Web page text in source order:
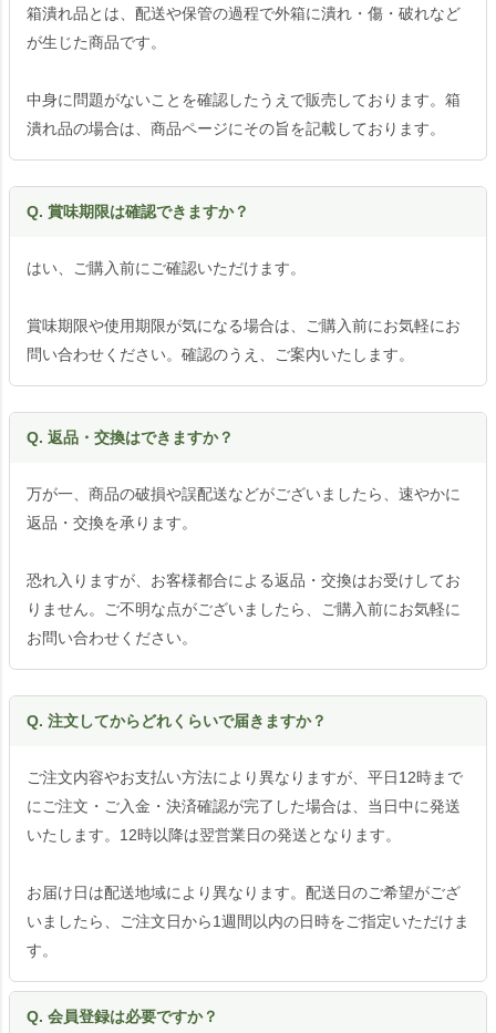
箱潰れ品とは、配送や保管の過程で外箱に潰れ・傷・破れなど
が生じた商品です。
中身に問題がないことを確認したうえで販売しております。箱
潰れ品の場合は、商品ページにその旨を記載しております。
Q. 賞味期限は確認できますか？
はい、ご購入前にご確認いただけます。
賞味期限や使用期限が気になる場合は、ご購入前にお気軽にお
問い合わせください。確認のうえ、ご案内いたします。
Q. 返品・交換はできますか？
万が一、商品の破損や誤配送などがございましたら、速やかに
返品・交換を承ります。
恐れ入りますが、お客様都合による返品・交換はお受けしてお
りません。ご不明な点がございましたら、ご購入前にお気軽に
お問い合わせください。
Q. 注文してからどれくらいで届きますか？
ご注文内容やお支払い方法により異なりますが、平日12時まで
にご注文・ご入金・決済確認が完了した場合は、当日中に発送
いたします。12時以降は翌営業日の発送となります。
お届け日は配送地域により異なります。配送日のご希望がござ
いましたら、ご注文日から1週間以内の日時をご指定いただけま
す。
Q. 会員登録は必要ですか？